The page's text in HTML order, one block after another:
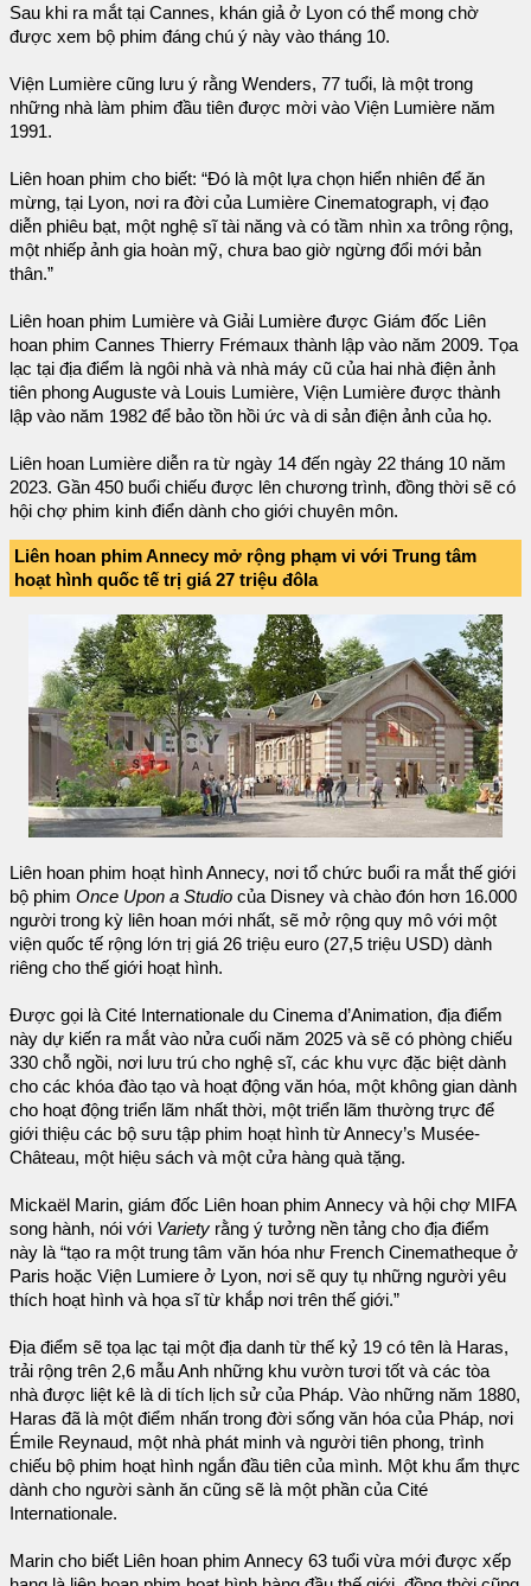
Sau khi ra mắt tại Cannes, khán giả ở Lyon có thể mong chờ
được xem bộ phim đáng chú ý này vào tháng 10.
Viện Lumière cũng lưu ý rằng Wenders, 77 tuổi, là một trong
những nhà làm phim đầu tiên được mời vào Viện Lumière năm
1991.
Liên hoan phim cho biết: “Đó là một lựa chọn hiển nhiên để ăn
mừng, tại Lyon, nơi ra đời của Lumière Cinematograph, vị đạo
diễn phiêu bạt, một nghệ sĩ tài năng và có tầm nhìn xa trông rộng,
một nhiếp ảnh gia hoàn mỹ, chưa bao giờ ngừng đổi mới bản
thân.”
Liên hoan phim Lumière và Giải Lumière được Giám đốc Liên
hoan phim Cannes Thierry Frémaux thành lập vào năm 2009. Tọa
lạc tại địa điểm là ngôi nhà và nhà máy cũ của hai nhà điện ảnh
tiên phong Auguste và Louis Lumière, Viện Lumière được thành
lập vào năm 1982 để bảo tồn hồi ức và di sản điện ảnh của họ.
Liên hoan Lumière diễn ra từ ngày 14 đến ngày 22 tháng 10 năm
2023. Gần 450 buổi chiếu được lên chương trình, đồng thời sẽ có
hội chợ phim kinh điển dành cho giới chuyên môn.
Liên hoan phim Annecy mở rộng phạm vi với Trung tâm
hoạt hình quốc tế trị giá 27 triệu đôla
Liên hoan phim hoạt hình Annecy, nơi tổ chức buổi ra mắt thế giới
bộ phim Once Upon a Studio của Disney và chào đón hơn 16.000
người trong kỳ liên hoan mới nhất, sẽ mở rộng quy mô với một
viện quốc tế rộng lớn trị giá 26 triệu euro (27,5 triệu USD) dành
riêng cho thế giới hoạt hình.
Được gọi là Cité Internationale du Cinema d’Animation, địa điểm
này dự kiến ra mắt vào nửa cuối năm 2025 và sẽ có phòng chiếu
330 chỗ ngồi, nơi lưu trú cho nghệ sĩ, các khu vực đặc biệt dành
cho các khóa đào tạo và hoạt động văn hóa, một không gian dành
cho hoạt động triển lãm nhất thời, một triển lãm thường trực để
giới thiệu các bộ sưu tập phim hoạt hình từ Annecy’s Musée-
Château, một hiệu sách và một cửa hàng quà tặng.
Mickaël Marin, giám đốc Liên hoan phim Annecy và hội chợ MIFA
song hành, nói với Variety rằng ý tưởng nền tảng cho địa điểm
này là “tạo ra một trung tâm văn hóa như French Cinematheque ở
Paris hoặc Viện Lumiere ở Lyon, nơi sẽ quy tụ những người yêu
thích hoạt hình và họa sĩ từ khắp nơi trên thế giới.”
Địa điểm sẽ tọa lạc tại một địa danh từ thế kỷ 19 có tên là Haras,
trải rộng trên 2,6 mẫu Anh những khu vườn tươi tốt và các tòa
nhà được liệt kê là di tích lịch sử của Pháp. Vào những năm 1880,
Haras đã là một điểm nhấn trong đời sống văn hóa của Pháp, nơi
Émile Reynaud, một nhà phát minh và người tiên phong, trình
chiếu bộ phim hoạt hình ngắn đầu tiên của mình. Một khu ẩm thực
dành cho người sành ăn cũng sẽ là một phần của Cité
Internationale.
Marin cho biết Liên hoan phim Annecy 63 tuổi vừa mới được xếp